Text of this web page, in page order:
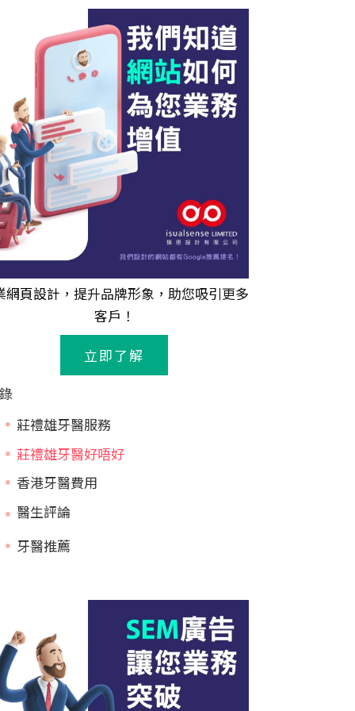
網頁設計 ，提升品牌形象，助您吸引更多
客戶！
立即了解
莊禮雄牙醫服務
莊禮雄牙醫好唔好
香港牙醫費用
牙醫推薦